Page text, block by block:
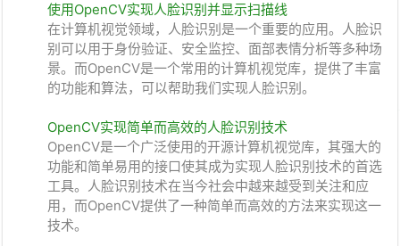
使用OpenCV实现人脸识别并显示扫描线
在计算机视觉领域，人脸识别是一个重要的应用。人脸识
别可以用于身份验证、安全监控、面部表情分析等多种场
景。而OpenCV是一个常用的计算机视觉库，提供了丰富
的功能和算法，可以帮助我们实现人脸识别。
OpenCV实现简单而高效的人脸识别技术
OpenCV是一个广泛使用的开源计算机视觉库，其强大的
功能和简单易用的接口使其成为实现人脸识别技术的首选
工具。人脸识别技术在当今社会中越来越受到关注和应
用，而OpenCV提供了一种简单而高效的方法来实现这一
技术。